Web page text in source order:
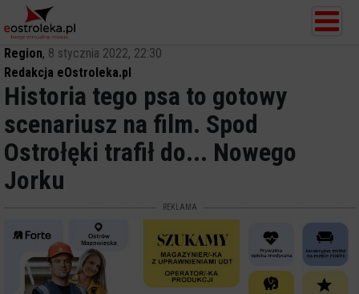
Region, 8 stycznia 2022, 22:30
Redakcja eOstroleka.pl
Historia tego psa to gotowy
scenariusz na film. Spod
Ostrołęki trafił do... Nowego
Jorku
REKLAMA